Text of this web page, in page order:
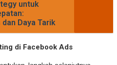
untuk
Daya Tarik
di Facebook Ads